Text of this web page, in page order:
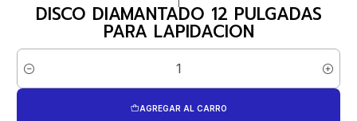
DISCO DIAMANTADO 12 PULGADAS
PARA LAPIDACION
Cantidad
AGREGAR AL CARRO